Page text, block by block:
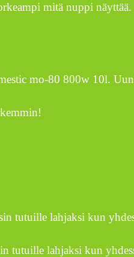
mitä nuppi
mo-80 800w 10l.
tutuille lahjaksi kun
tutuille lahjaksi kun